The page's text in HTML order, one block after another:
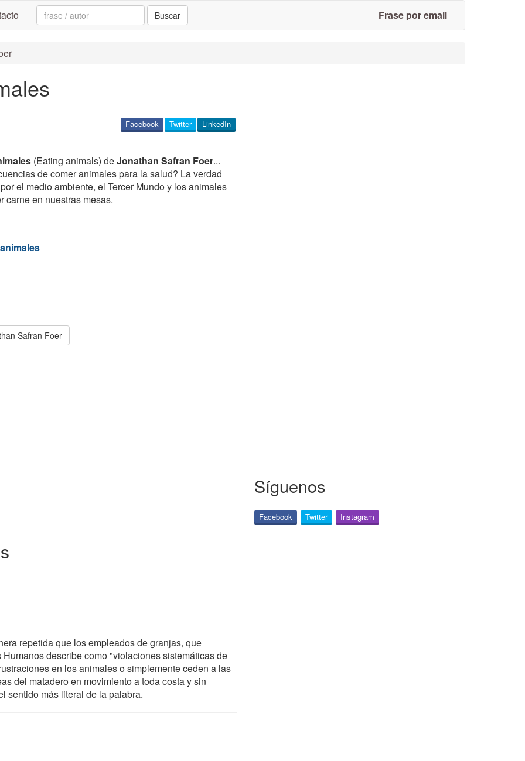
Search: Buscar Frase por email
LinkedIn
Twitter
Facebook
(Eating animals) deJonathan Safran Foer...
de comer animales para la salud? La verdad
el medio ambiente, el Tercer Mundo y los animales
carne en nuestras mesas.
Safran Foer
repetida que los empleados de granjas, que
describe como "violaciones sistemáticas de
en los animales o simplemente ceden a las
del matadero en movimiento a toda costa y sin
sentido más literal de la palabra.
Síguenos
Facebook Twitter Instagram